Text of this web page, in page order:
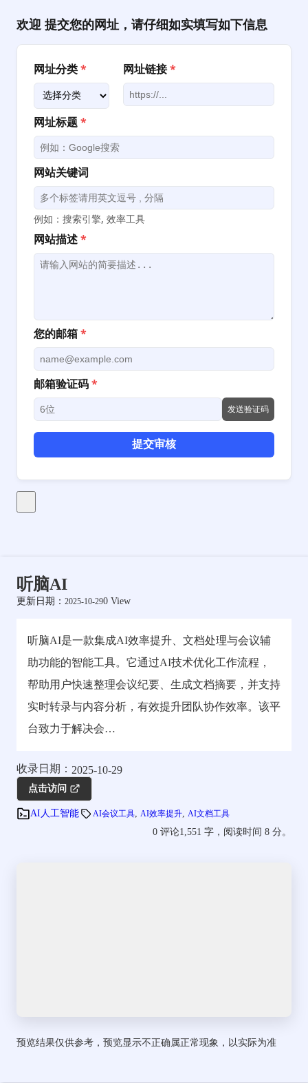
欢迎 提交您的网址，请仔细如实填写如下信息
网址分类* 网址链接*
网址标题*
网站关键词
例如：搜索引擎, 效率工具
网站描述*
您的邮箱*
邮箱验证码*
发送验证码
提交审核
听脑AI
更新日期： 2025-10-290 View
听脑AI是一款集成AI效率提升、文档处理与会议辅
助功能的智能工具。它通过AI技术优化工作流程，
帮助用户快速整理会议纪要、生成文档摘要，并支持
实时转录与内容分析，有效提升团队协作效率。该平
台致力于解决会…
收录日期： 2025-10-29
点击访问
AI人工智能 AI会议工具 AI效率提升 AI文档工具
0 评论1,551 字，阅读时间 8 分。
预览结果仅供参考，预览显示不正确属正常现象，以实际为准